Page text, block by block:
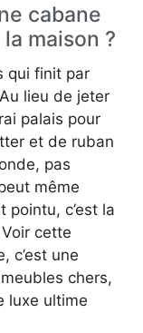
cabane
maison ?
qui finit par
lieu de jeter
palais pour
et de ruban
pas
même
c’est la
cette
c’est une
chers,
luxe ultime